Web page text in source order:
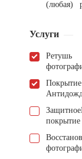
(любая)
Услуги
Ретушь
Покрытие
Защитное
покрытие